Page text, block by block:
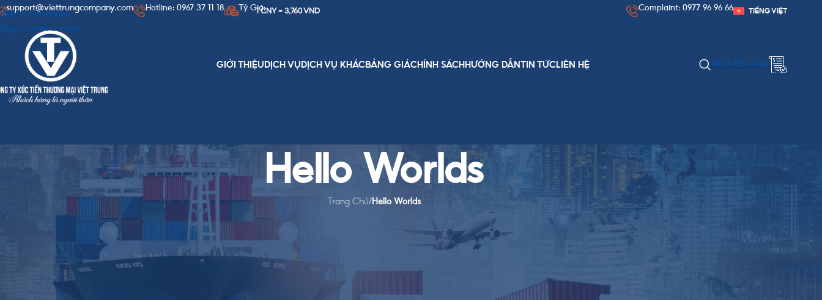
Skip to navigation
Skip to main content
support@viettrungcompany.com Hotline: 0967 37 11 18 Tỷ Giá:1 CNY = 3,760 VND Complaint: 0977 96 96 66 TIẾNG VIỆT
GIỚI THIỆU DỊCH VỤ DỊCH VỤ KHÁC BẢNG GIÁCHÍNH SÁCH HƯỚNG DẪNTIN TỨC LIÊN HỆ Nhận Báo Giá
Hello Worlds
Trang Chủ/Hello Worlds
DANH MỤC BÀI VIẾT
Chính Sách & Thủ Tục
Thông Báo Chung Từ Công Ty